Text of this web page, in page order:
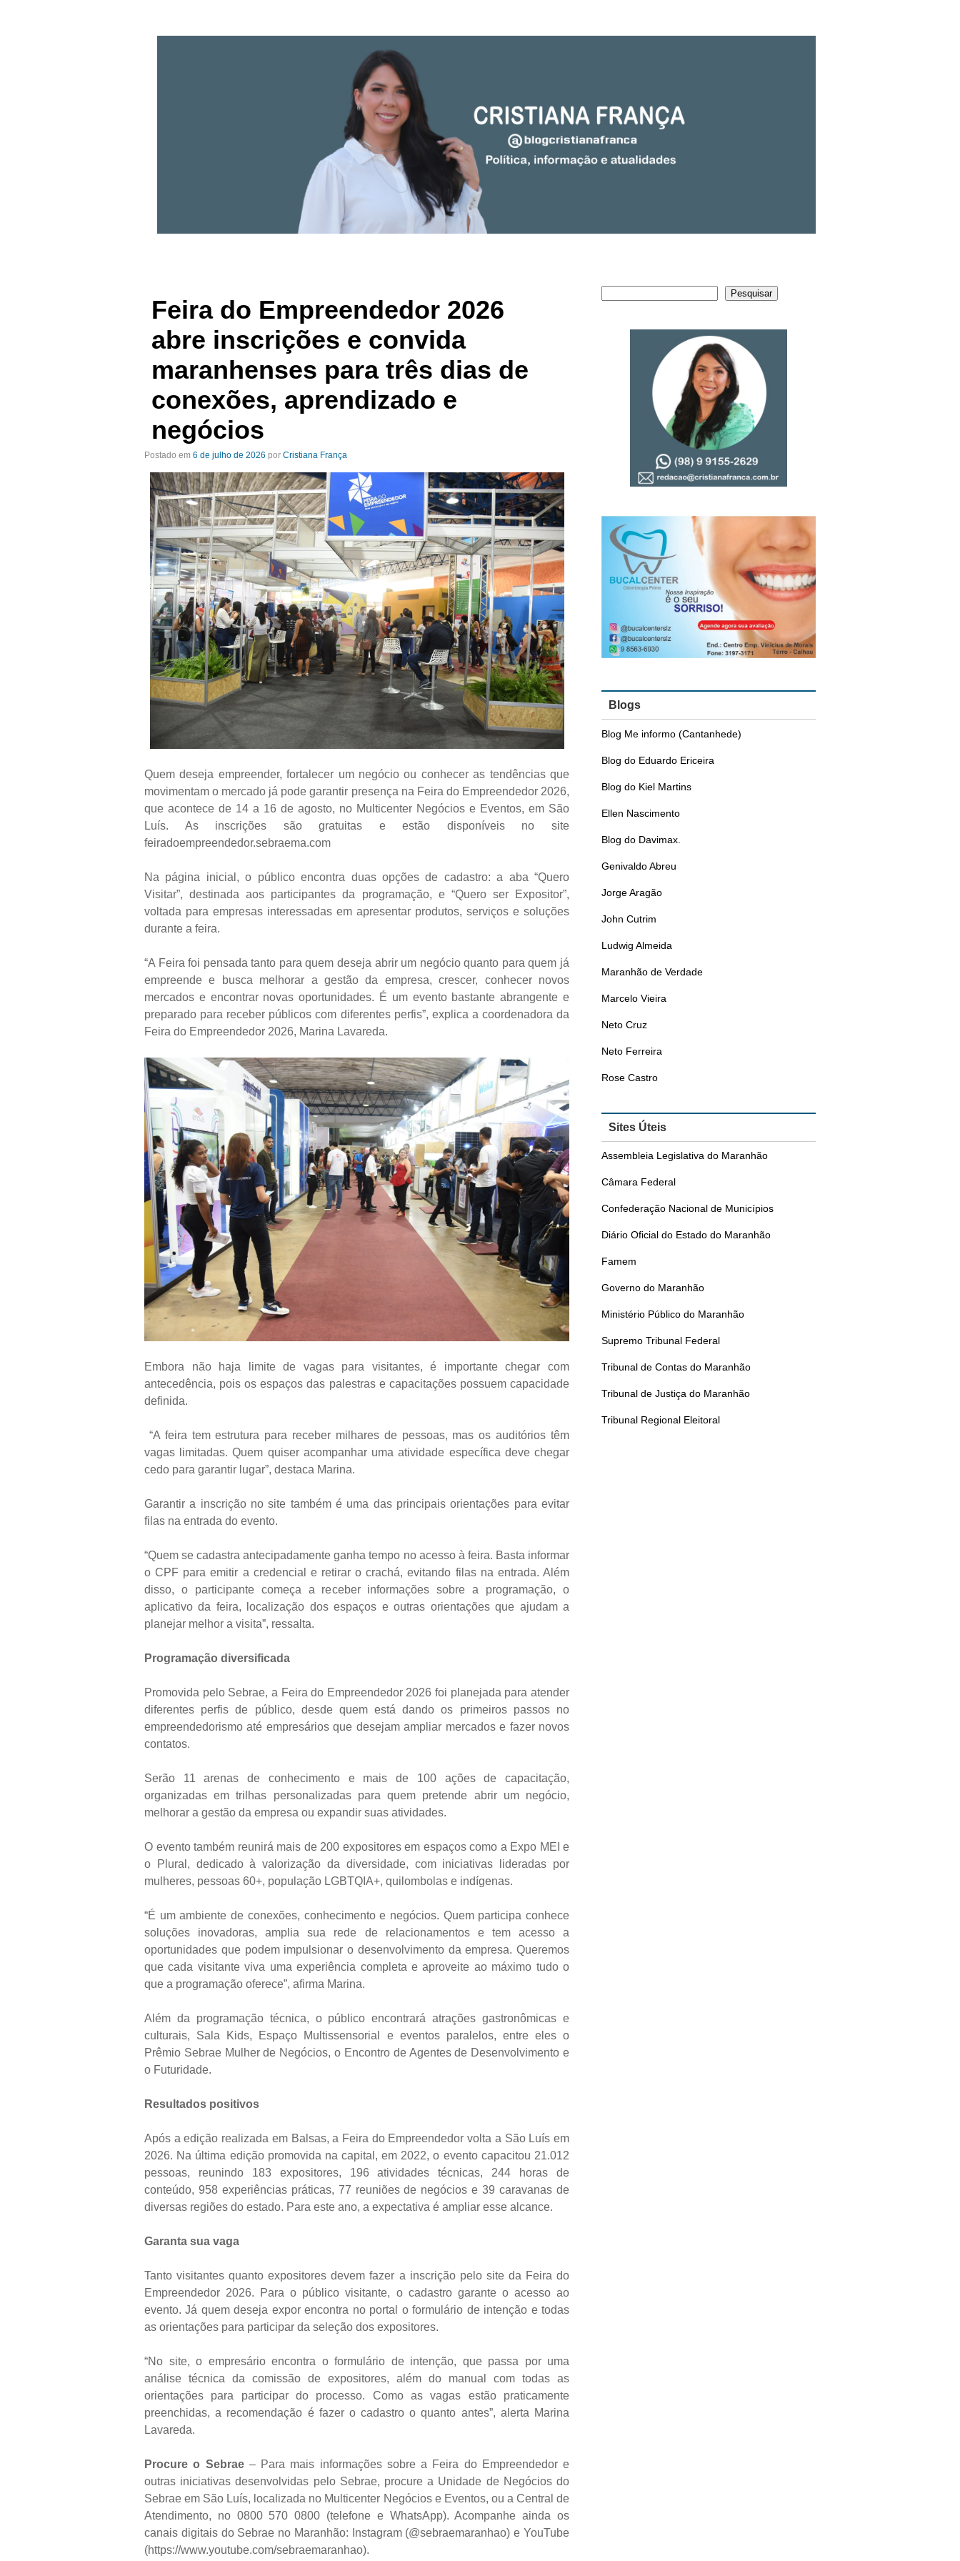
Feira do Empreendedor 2026
abre inscrições e convida
maranhenses para três dias de
conexões, aprendizado e
negócios
Postado em 6 de julho de 2026 por Cristiana França
Quem deseja empreender, fortalecer um negócio ou conhecer as tendências que
movimentam o mercado já pode garantir presença na Feira do Empreendedor 2026,
que acontece de 14 a 16 de agosto, no Multicenter Negócios e Eventos, em São
Luís. As inscrições são gratuitas e estão disponíveis no site
feiradoempreendedor.sebraema.com
Na página inicial, o público encontra duas opções de cadastro: a aba “Quero
Visitar”, destinada aos participantes da programação, e “Quero ser Expositor”,
voltada para empresas interessadas em apresentar produtos, serviços e soluções
durante a feira.
“A Feira foi pensada tanto para quem deseja abrir um negócio quanto para quem já
empreende e busca melhorar a gestão da empresa, crescer, conhecer novos
mercados e encontrar novas oportunidades. É um evento bastante abrangente e
preparado para receber públicos com diferentes perfis”, explica a coordenadora da
Feira do Empreendedor 2026, Marina Lavareda.
Embora não haja limite de vagas para visitantes, é importante chegar com
antecedência, pois os espaços das palestras e capacitações possuem capacidade
definida.
“A feira tem estrutura para receber milhares de pessoas, mas os auditórios têm
vagas limitadas. Quem quiser acompanhar uma atividade específica deve chegar
cedo para garantir lugar”, destaca Marina.
Garantir a inscrição no site também é uma das principais orientações para evitar
filas na entrada do evento.
“Quem se cadastra antecipadamente ganha tempo no acesso à feira. Basta informar
o CPF para emitir a credencial e retirar o crachá, evitando filas na entrada. Além
disso, o participante começa a receber informações sobre a programação, o
aplicativo da feira, localização dos espaços e outras orientações que ajudam a
planejar melhor a visita”, ressalta.
Programação diversificada
Promovida pelo Sebrae, a Feira do Empreendedor 2026 foi planejada para atender
diferentes perfis de público, desde quem está dando os primeiros passos no
empreendedorismo até empresários que desejam ampliar mercados e fazer novos
contatos.
Serão 11 arenas de conhecimento e mais de 100 ações de capacitação,
organizadas em trilhas personalizadas para quem pretende abrir um negócio,
melhorar a gestão da empresa ou expandir suas atividades.
O evento também reunirá mais de 200 expositores em espaços como a Expo MEI e
o Plural, dedicado à valorização da diversidade, com iniciativas lideradas por
mulheres, pessoas 60+, população LGBTQIA+, quilombolas e indígenas.
“É um ambiente de conexões, conhecimento e negócios. Quem participa conhece
soluções inovadoras, amplia sua rede de relacionamentos e tem acesso a
oportunidades que podem impulsionar o desenvolvimento da empresa. Queremos
que cada visitante viva uma experiência completa e aproveite ao máximo tudo o
que a programação oferece”, afirma Marina.
Além da programação técnica, o público encontrará atrações gastronômicas e
culturais, Sala Kids, Espaço Multissensorial e eventos paralelos, entre eles o
Prêmio Sebrae Mulher de Negócios, o Encontro de Agentes de Desenvolvimento e
o Futuridade.
Resultados positivos
Após a edição realizada em Balsas, a Feira do Empreendedor volta a São Luís em
2026. Na última edição promovida na capital, em 2022, o evento capacitou 21.012
pessoas, reunindo 183 expositores, 196 atividades técnicas, 244 horas de
conteúdo, 958 experiências práticas, 77 reuniões de negócios e 39 caravanas de
diversas regiões do estado. Para este ano, a expectativa é ampliar esse alcance.
Garanta sua vaga
Tanto visitantes quanto expositores devem fazer a inscrição pelo site da Feira do
Empreendedor 2026. Para o público visitante, o cadastro garante o acesso ao
evento. Já quem deseja expor encontra no portal o formulário de intenção e todas
as orientações para participar da seleção dos expositores.
“No site, o empresário encontra o formulário de intenção, que passa por uma
análise técnica da comissão de expositores, além do manual com todas as
orientações para participar do processo. Como as vagas estão praticamente
preenchidas, a recomendação é fazer o cadastro o quanto antes”, alerta Marina
Lavareda.
Procure o Sebrae– Para mais informações sobre a Feira do Empreendedor e
outras iniciativas desenvolvidas pelo Sebrae, procure a Unidade de Negócios do
Sebrae em São Luís, localizada no Multicenter Negócios e Eventos, ou a Central de
Atendimento, no 0800 570 0800 (telefone e WhatsApp). Acompanhe ainda os
canais digitais do Sebrae no Maranhão: Instagram (@sebraemaranhao) e YouTube
(https://www.youtube.com/sebraemaranhao).
Pesquisar
Blogs
Blog Me informo (Cantanhede)
Blog do Eduardo Ericeira
Blog do Kiel Martins
Ellen Nascimento
Blog do Davimax.
Genivaldo Abreu
Jorge Aragão
John Cutrim
Ludwig Almeida
Maranhão de Verdade
Marcelo Vieira
Neto Cruz
Neto Ferreira
Rose Castro
Sites Úteis
Assembleia Legislativa do Maranhão
Câmara Federal
Confederação Nacional de Municípios
Diário Oficial do Estado do Maranhão
Famem
Governo do Maranhão
Ministério Público do Maranhão
Supremo Tribunal Federal
Tribunal de Contas do Maranhão
Tribunal de Justiça do Maranhão
Tribunal Regional Eleitoral